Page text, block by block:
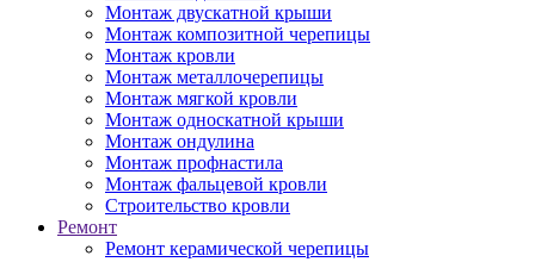
Монтаж двускатной крыши
Монтаж композитной черепицы
Монтаж кровли
Монтаж металлочерепицы
Монтаж мягкой кровли
Монтаж односкатной крыши
Монтаж ондулина
Монтаж профнастила
Монтаж фальцевой кровли
Строительство кровли
Ремонт
Ремонт керамической черепицы